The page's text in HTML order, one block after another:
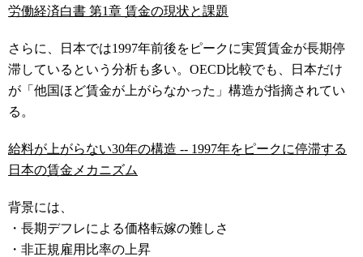
労働経済白書 第1章 賃金の現状と課題
さらに、日本では1997年前後をピークに実質賃金が長期停
滞しているという分析も多い。OECD比較でも、日本だけ
が「他国ほど賃金が上がらなかった」構造が指摘されてい
る。
給料が上がらない30年の構造 -- 1997年をピークに停滞する
日本の賃金メカニズム
背景には、
・長期デフレによる価格転嫁の難しさ
・非正規雇用比率の上昇